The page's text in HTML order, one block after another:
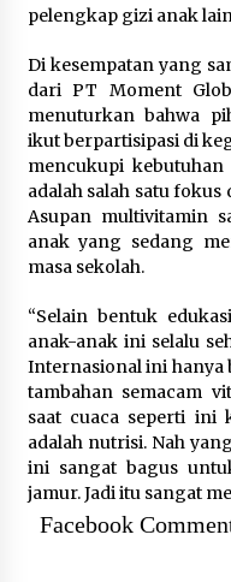
pelengkap gizi anak
Di kesempatan yang
dari PT Moment
menuturkan bahwa
ikut berpartisipasi di
mencukupi
adalah salah satu
Asupan multivitamin
anak yang sedang
masa sekolah.
“Selain bentuk
anak-anak ini selalu
Internasional ini hanya
tambahan semacam
saat cuaca seperti ini
adalah nutrisi. Nah
ini sangat bagus
jamur. Jadi itu sangat
Facebook